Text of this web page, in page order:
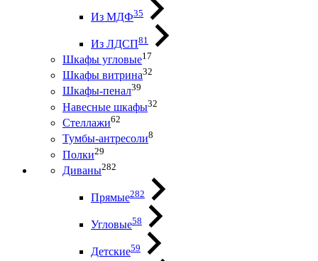
Из МДФ35
Из ЛДСП81
Шкафы угловые17
Шкафы витрина32
Шкафы-пенал39
Навесные шкафы32
Стеллажи62
Тумбы-антресоли8
Полки29
Диваны282
Прямые282
Угловые58
Детские59